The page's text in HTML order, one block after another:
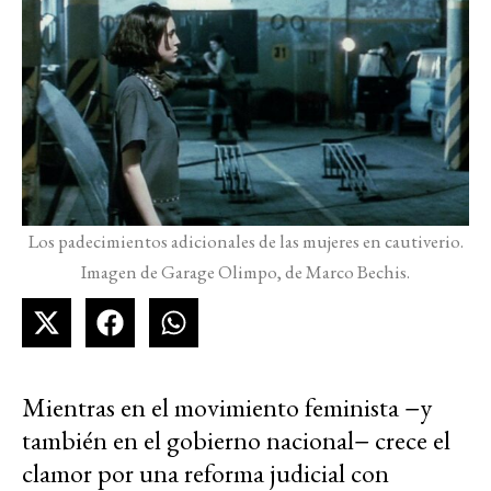
Los padecimientos adicionales de las mujeres en cautiverio.
Imagen de Garage Olimpo, de Marco Bechis.
Mientras en el movimiento feminista −y
también en el gobierno nacional− crece el
clamor por una reforma judicial con